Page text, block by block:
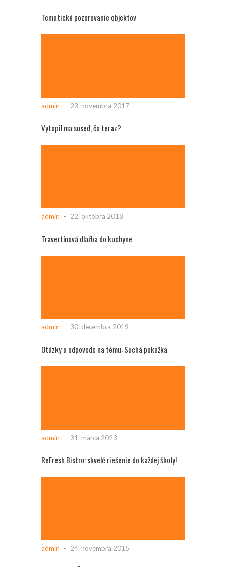
Tematické pozorovanie objektov
admin - 23. novembra 2017
Vytopil ma sused, čo teraz?
admin - 22. októbra 2018
Travertínová dlažba do kuchyne
admin - 30. decembra 2019
Otázky a odpovede na tému: Suchá pokožka
admin - 31. marca 2023
ReFresh Bistro: skvelé riešenie do každej školy!
admin - 24. novembra 2015